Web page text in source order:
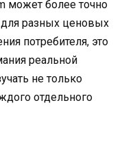
может более точно
разных ценовых
потребителя, это
реальной
не только
отдельного